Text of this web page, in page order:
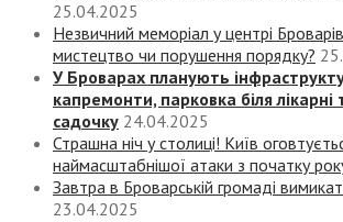
25.04.2025
Незвичний меморіал у центрі
мистецтво чи порушення порядку?
У Броварах планують
капремонти, парковка біля лікарні
садочку 24.04.2025
Страшна ніч у столиці! Київ
наймасштабнішої атаки з початку
Завтра в Броварській громаді
23.04.2025